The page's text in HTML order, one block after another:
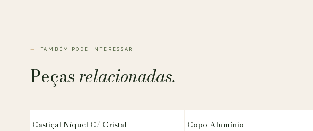
TAMBÉM PODE INTERESSAR
Peçasrelacionadas.
Castiçal Níquel C/ Cristal Copo Alumínio